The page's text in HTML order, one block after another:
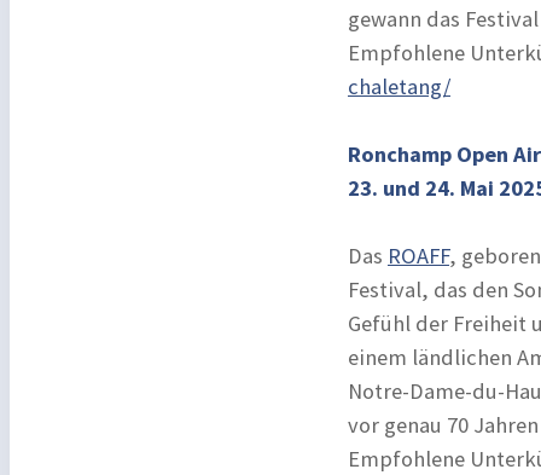
gewann das
Empfohlene
chaletang/
Ronchamp Open
23. und 24. Mai
Das ROAFF,
Festival, das den
Gefühl der Freiheit
einem ländlichen
Notre-Dame-du-
vor genau 70
Empfohlene